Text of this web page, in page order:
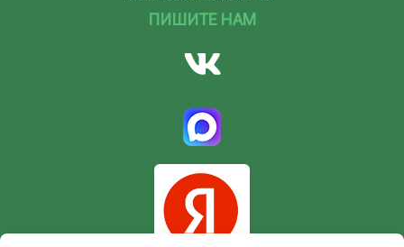
ПИШИТЕ НАМ